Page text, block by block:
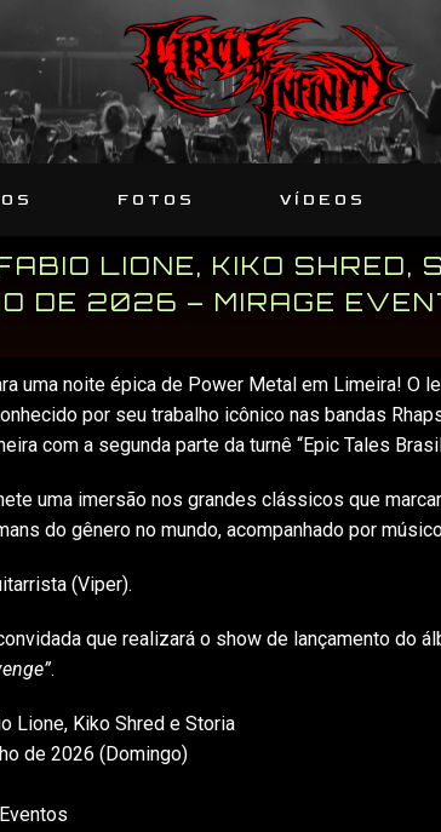
FOTOS VÍDEOS
LIONE, KIKO SHRED,
DE 2026 – MIRAGE
uma noite épica de Power Metal em Limeira! O
por seu trabalho icônico nas bandas
com a segunda parte da turnê “Epic Tales
uma imersão nos grandes clássicos que
do gênero no mundo, acompanhado por
(Viper).
que realizará o show de lançamento do
.
Lione, Kiko Shred e Storia
de 2026 (Domingo)